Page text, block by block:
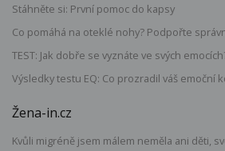
Stáhněte si: První pomoc do kapsy
Co pomáhá na oteklé nohy? Podpořte
TEST: Jak dobře se vyznáte ve svých
Výsledky testu EQ: Co prozradil váš emoční
Žena-in.cz
Kvůli migréně jsem málem neměla ani děti,